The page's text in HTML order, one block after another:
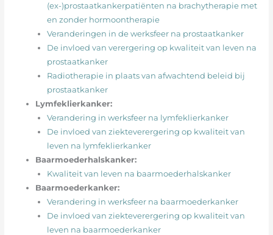
(ex-)prostaatkankerpatiënten na brachytherapie met
en zonder hormoontherapie
Veranderingen in de werksfeer na prostaatkanker
De invloed van verergering op kwaliteit van leven na
prostaatkanker
Radiotherapie in plaats van afwachtend beleid bij
prostaatkanker
Lymfeklierkanker:
Verandering in werksfeer na lymfeklierkanker
De invloed van ziekteverergering op kwaliteit van
leven na lymfeklierkanker
Baarmoederhalskanker:
Kwaliteit van leven na baarmoederhalskanker
Baarmoederkanker:
Verandering in werksfeer na baarmoederkanker
De invloed van ziekteverergering op kwaliteit van
leven na baarmoederkanker